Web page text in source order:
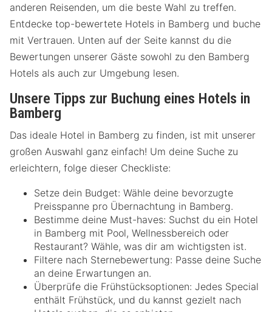
anderen Reisenden, um die beste Wahl zu treffen.
Entdecke top-bewertete Hotels in Bamberg und buche
mit Vertrauen. Unten auf der Seite kannst du die
Bewertungen unserer Gäste sowohl zu den Bamberg
Hotels als auch zur Umgebung lesen.
Unsere Tipps zur Buchung eines Hotels in
Bamberg
Das ideale Hotel in Bamberg zu finden, ist mit unserer
großen Auswahl ganz einfach! Um deine Suche zu
erleichtern, folge dieser Checkliste:
Setze dein Budget: Wähle deine bevorzugte
Preisspanne pro Übernachtung in Bamberg.
Bestimme deine Must-haves: Suchst du ein Hotel
in Bamberg mit Pool, Wellnessbereich oder
Restaurant? Wähle, was dir am wichtigsten ist.
Filtere nach Sternebewertung: Passe deine Suche
an deine Erwartungen an.
Überprüfe die Frühstücksoptionen: Jedes Special
enthält Frühstück, und du kannst gezielt nach